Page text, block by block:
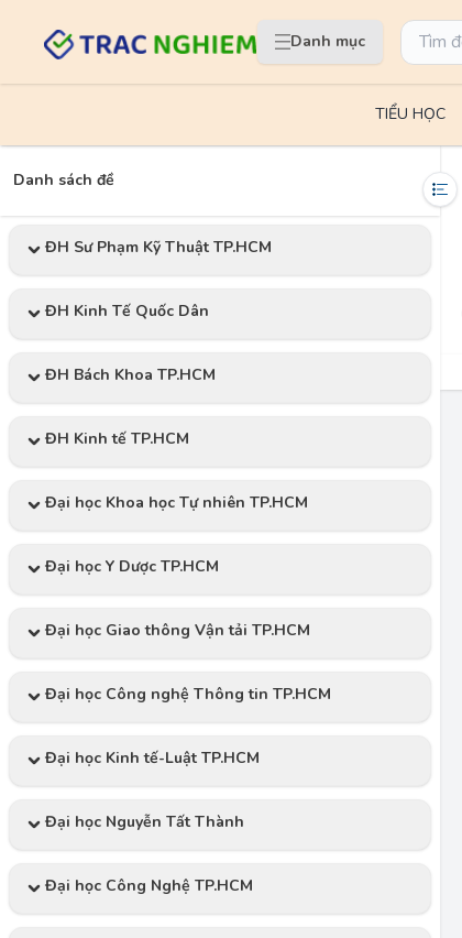
Danh mục
TIỂU HỌC
Danh sách đề
ĐH Sư Phạm Kỹ Thuật TP.HCM
ĐH Kinh Tế Quốc Dân
ĐH Bách Khoa TP.HCM
ĐH Kinh tế TP.HCM
Đại học Khoa học Tự nhiên TP.HCM
Đại học Y Dược TP.HCM
Đại học Giao thông Vận tải TP.HCM
Đại học Công nghệ Thông tin TP.HCM
Đại học Kinh tế-Luật TP.HCM
Đại học Nguyễn Tất Thành
Đại học Công Nghệ TP.HCM